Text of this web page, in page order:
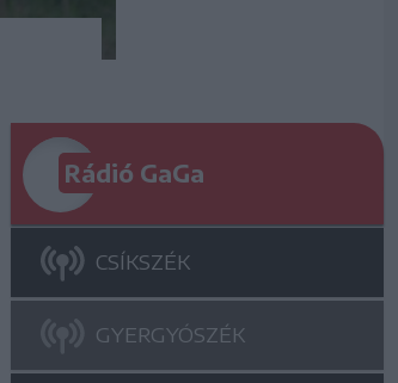
Rádió GaGa
CSÍKSZÉK
GYERGYÓSZÉK